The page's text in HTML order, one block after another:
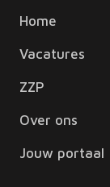
Home
Vacatures
ZZP
Over ons
Jouw portaal